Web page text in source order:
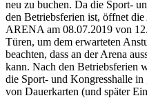
neu zu buchen. Da die Sport-
den Betriebsferien ist, öffnet
ARENA am 08.07.2019 von
Türen, um dem erwarteten
beachten, dass an der Arena
kann. Nach den Betriebsferien
die Sport- und Kongresshalle
von Dauerkarten (und später